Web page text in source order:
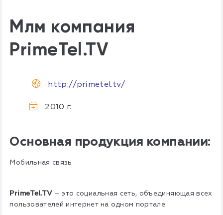
Млм компания
PrimeTel.TV
http://primetel.tv/
2010 г.
Основная продукция компании:
Мобильная связь
PrimeTel.TV – это социальная сеть, объединяющая всех
пользователей интернет на одном портале.